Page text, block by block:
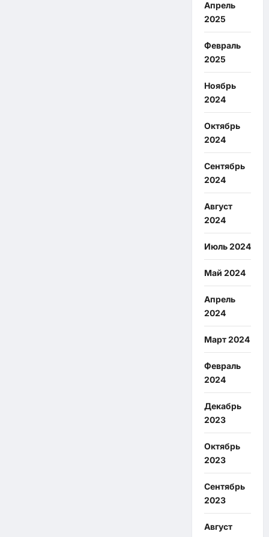
Апрель
2025
Февраль
2025
Ноябрь
2024
Октябрь
2024
Сентябрь
2024
Август
2024
Июль 2024
Май 2024
Апрель
2024
Март 2024
Февраль
2024
Декабрь
2023
Октябрь
2023
Сентябрь
2023
Август